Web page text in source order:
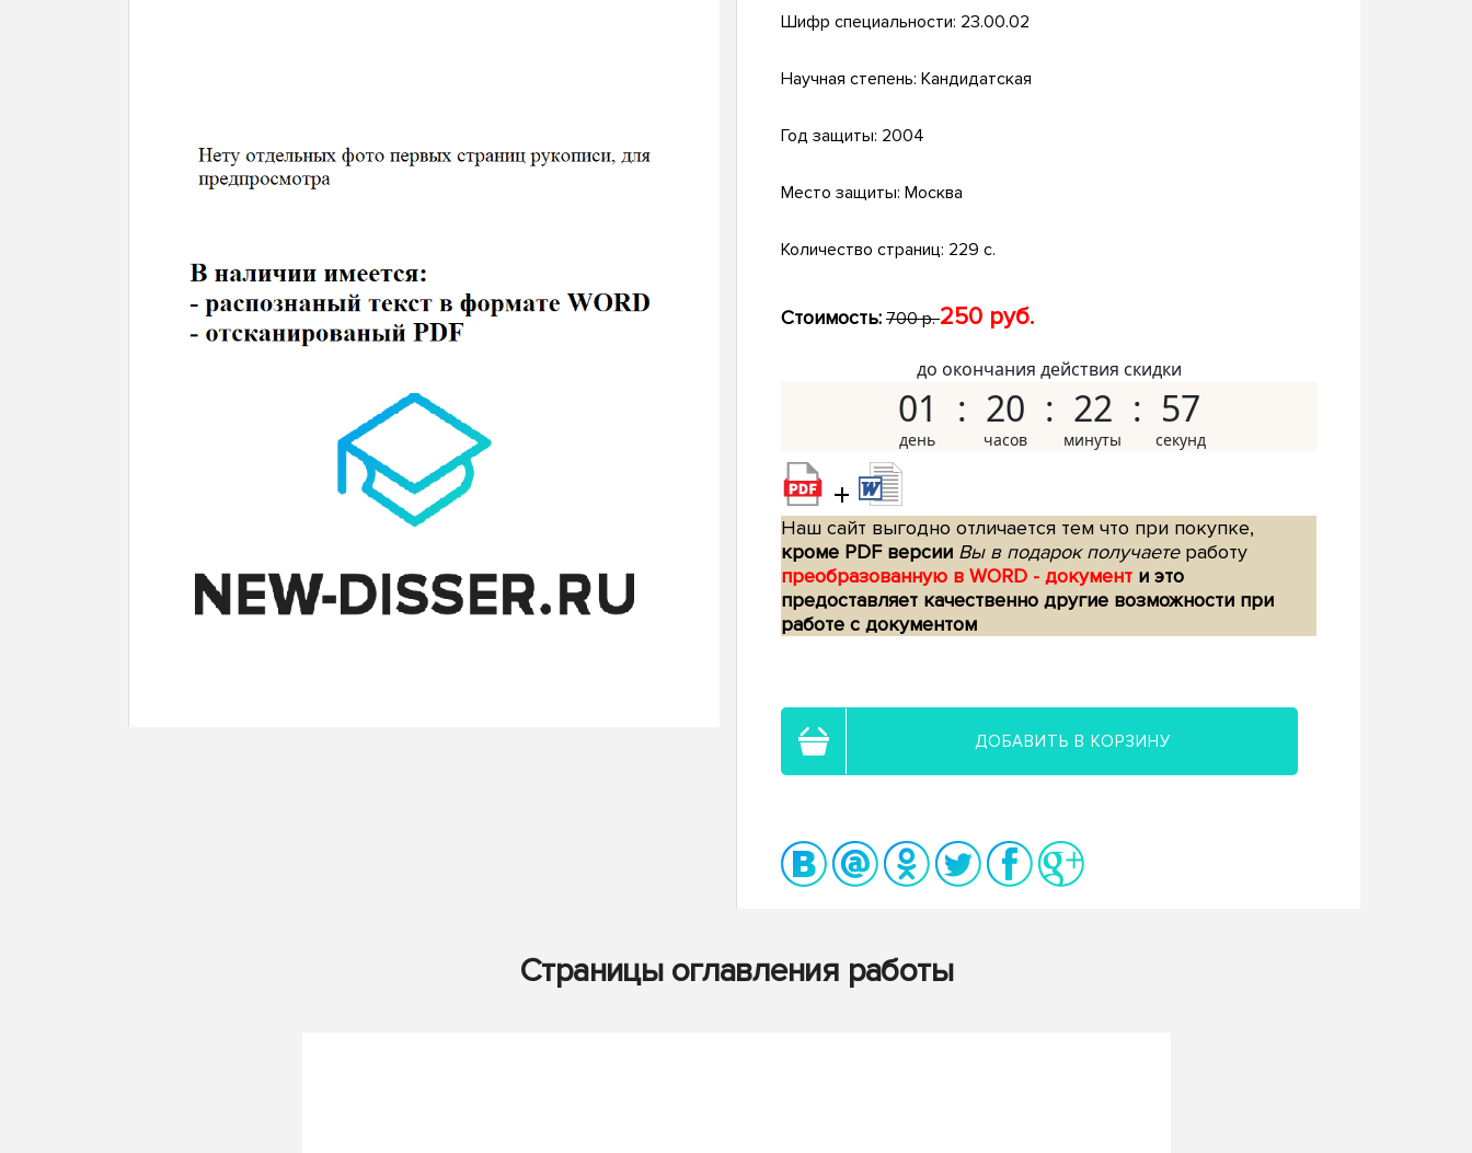
Шифр специальности: 23.00.02
Научная степень: Кандидатская
Год защиты: 2004
Место защиты: Москва
Количество страниц: 229 с.
Стоимость: 700 р.250 руб.
до окончания действия скидки
01 20 22 56
+
Наш сайт выгодно отличается тем что при покупке,
кроме PDF версии Вы в подарок получаетеработу
преобразованную в WORD - документ и это
предоставляет качественно другие возможности при
работе с документом
ДОБАВИТЬ В КОРЗИНУ
Страницы оглавления работы